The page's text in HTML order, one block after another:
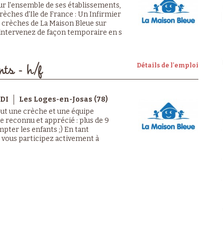
l'ensemble de ses établissements,
d'Ile de France : Un Infirmier
de La Maison Bleue sur
de façon temporaire en s
Détails de l'emploi
- h/f
Les Loges-en-Josas (78)
une crèche et une équipe
reconnu et apprécié : plus de 9
les enfants ;) En tant
vous participez activement à